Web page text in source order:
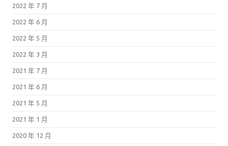
2022 年 7 月
2022 年 6 月
2022 年 5 月
2022 年 3 月
2021 年 7 月
2021 年 6 月
2021 年 5 月
2021 年 1 月
2020 年 12 月